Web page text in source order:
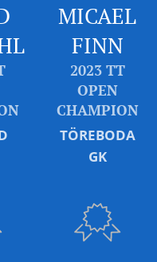
MICAEL
FINN
2023 TT
OPEN
CHAMPION
TÖREBODA
GK